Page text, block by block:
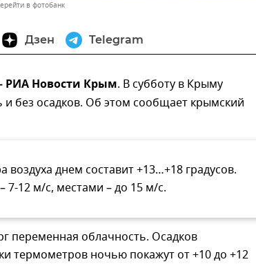
в фотобанк
Дзен Telegram
РИА Новости Крым. В субботу в Крыму
без осадков. Об этом сообщает крымский
воздуха днем составит +13…+18 градусов.
7-12 м/с, местами – до 15 м/с.
переменная облачность. Осадков
термометров ночью покажут от +10 до +12